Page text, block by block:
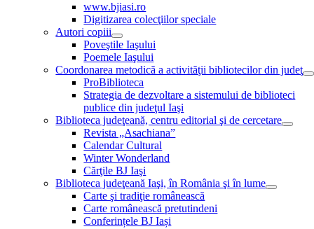
www.bjiasi.ro
Digitizarea colecţiilor speciale
Autori copiii
Poveştile Iaşului
Poemele Iaşului
Coordonarea metodică a activităţii bibliotecilor din judeţ
ProBiblioteca
Strategia de dezvoltare a sistemului de biblioteci
publice din judeţul Iaşi
Biblioteca judeţeană, centru editorial şi de cercetare
Revista „Asachiana”
Calendar Cultural
Winter Wonderland
Cărţile BJ Iaşi
Biblioteca judeţeană Iaşi, în România şi în lume
Carte şi tradiţie românească
Carte românească pretutindeni
Conferințele BJ Iași